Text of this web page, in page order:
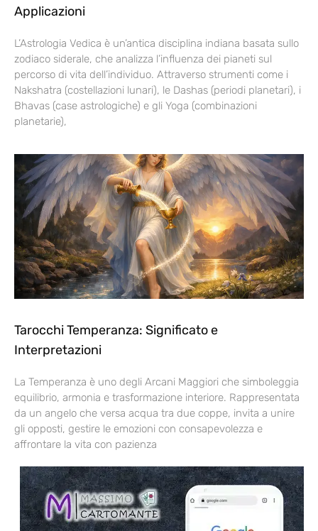
Applicazioni
L’Astrologia Vedica è un’antica disciplina indiana basata sullo
zodiaco siderale, che analizza l’influenza dei pianeti sul
percorso di vita dell’individuo. Attraverso strumenti come i
Nakshatra (costellazioni lunari), le Dashas (periodi planetari), i
Bhavas (case astrologiche) e gli Yoga (combinazioni
planetarie),
Tarocchi Temperanza: Significato e
Interpretazioni
La Temperanza è uno degli Arcani Maggiori che simboleggia
equilibrio, armonia e trasformazione interiore. Rappresentata
da un angelo che versa acqua tra due coppe, invita a unire
gli opposti, gestire le emozioni con consapevolezza e
affrontare la vita con pazienza